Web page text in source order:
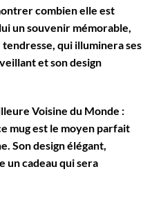
combien elle est
un souvenir mémorable,
qui illuminera ses
et son design
Voisine du Monde :
mug est le moyen parfait
Son design élégant,
un cadeau qui sera